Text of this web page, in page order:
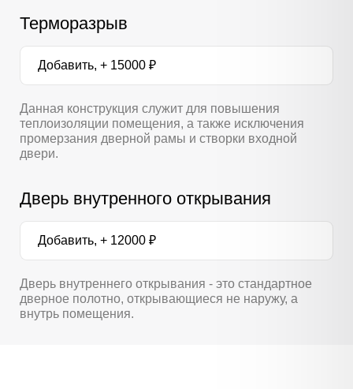
Терморазрыв
Добавить, + 15000 ₽
Данная конструкция служит для повышения
теплоизоляции помещения, а также исключения
промерзания дверной рамы и створки входной
двери.
Дверь внутренного открывания
Добавить, + 12000 ₽
Дверь внутреннего открывания - это стандартное
дверное полотно, открывающиеся не наружу, а
внутрь помещения.